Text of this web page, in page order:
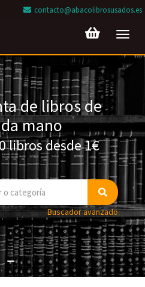
contacto@abacolibrosusados.es
de libros de
mano
libros desde 1€
Buscador avanzado